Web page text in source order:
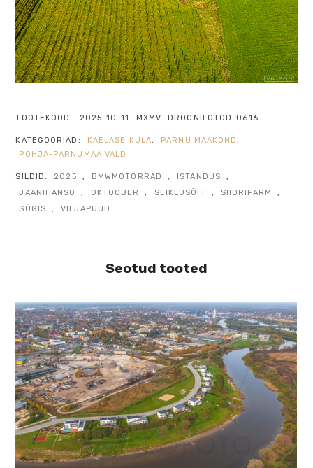
TOOTEKOOD: 2025-10-11_MXMV_DROONIFOTOD-0616
KATEGOORIAD: KAELASE KÜLA, PÄRNU MAAKOND,
PÕHJA-PÄRNUMAA VALD
SILDID: 2025 , BMWMOTORRAD , ISTANDUS
,
JAANIHANSO
, OKTOOBER , SEIKLUSÕIT , SIIDRIFARM
,
SÜGIS
, VILJAPUUD
Seotud tooted